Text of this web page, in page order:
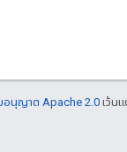
อนุญาต Apache 2.0เว้น